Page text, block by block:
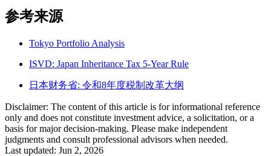
参考来源
Tokyo Portfolio Analysis
ISVD: Japan Inheritance Tax 5-Year Rule
日本财务省: 令和8年度税制改革大纲
Disclaimer: The content of this article is for informational reference
only and does not constitute investment advice, a solicitation, or a
basis for major decision-making. Please make independent
judgments and consult professional advisors when needed.
Last updated: Jun 2, 2026